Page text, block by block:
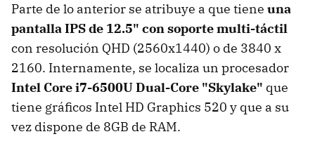
Parte de lo anterior se atribuye a que tiene una
pantalla IPS de 12.5" con soporte multi-táctil
con resolución QHD (2560x1440) o de 3840 x
2160. Internamente, se localiza un procesador
Intel Core i7-6500U Dual-Core "Skylake" que
tiene gráficos Intel HD Graphics 520 y que a su
vez dispone de 8GB de RAM.